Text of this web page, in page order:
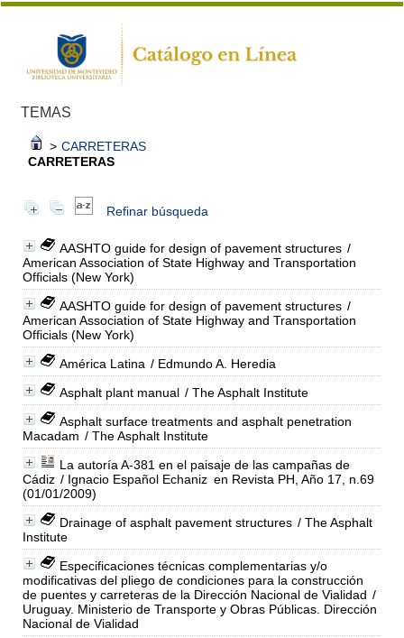
TEMAS
> CARRETERAS
CARRETERAS
Refinar búsqueda
AASHTO guide for design of pavement structures /
American Association of State Highway and Transportation
Officials (New York)
AASHTO guide for design of pavement structures /
American Association of State Highway and Transportation
Officials (New York)
América Latina / Edmundo A. Heredia
Asphalt plant manual / The Asphalt Institute
Asphalt surface treatments and asphalt penetration
Macadam / The Asphalt Institute
La autoría A-381 en el paisaje de las campañas de
Cádiz / Ignacio Español Echaniz en Revista PH, Año 17, n.69
(01/01/2009)
Drainage of asphalt pavement structures / The Asphalt
Institute
Especificaciones técnicas complementarias y/o
modificativas del pliego de condiciones para la construcción
de puentes y carreteras de la Dirección Nacional de Vialidad /
Uruguay. Ministerio de Transporte y Obras Públicas. Dirección
Nacional de Vialidad